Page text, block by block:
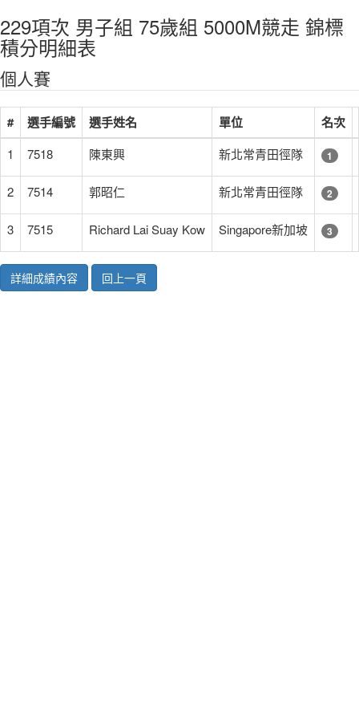
229項次 男子組 75歲組 5000M競走 錦標
積分明細表
個人賽
# 選手編號 選手姓名 單位 名次
1 7518 陳東興 新北常青田徑隊 1
2 7514 郭昭仁 新北常青田徑隊 2
3 7515 Richard Lai Suay Kow Singapore新加坡 3
詳細成績內容